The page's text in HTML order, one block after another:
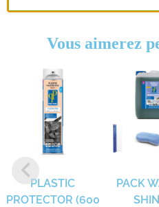
Vous aimerez
PLASTIC
PROTECTOR (600
PACK